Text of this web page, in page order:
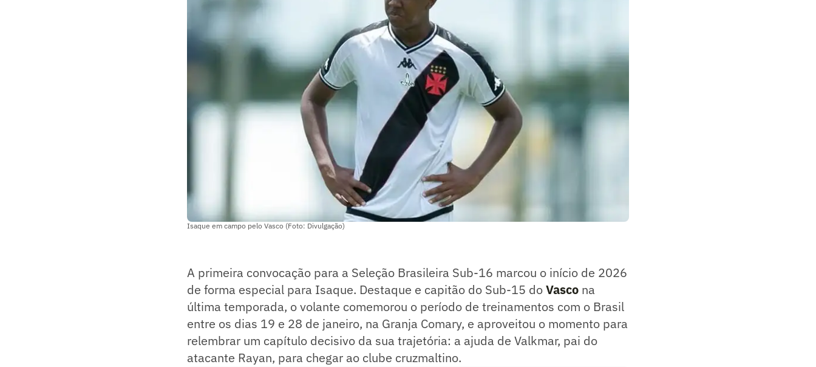
Isaque em campo pelo Vasco (Foto: Divulgação)
A primeira convocação para a Seleção Brasileira Sub-16 marcou o início de 2026
de forma especial para Isaque. Destaque e capitão do Sub-15 doVasco na
última temporada, o volante comemorou o período de treinamentos com o Brasil
entre os dias 19 e 28 de janeiro, na Granja Comary, e aproveitou o momento para
relembrar um capítulo decisivo da sua trajetória: a ajuda de Valkmar, pai do
atacante Rayan, para chegar ao clube cruzmaltino.